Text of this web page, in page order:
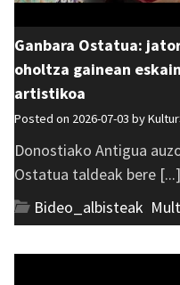
Ganbara Ostatua:
oholtza gainean
artistikoa
Posted on 2026-07-03 by
Donostiako Antigua
Ostatua taldeak bere [...]
Bideo_albisteak